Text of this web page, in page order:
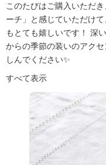
このたびはご購入いただ
ーチ」と感じていただけ
もとても嬉しいです！ 深
からの季節の装いのアク
しんでください✨
すべて表示